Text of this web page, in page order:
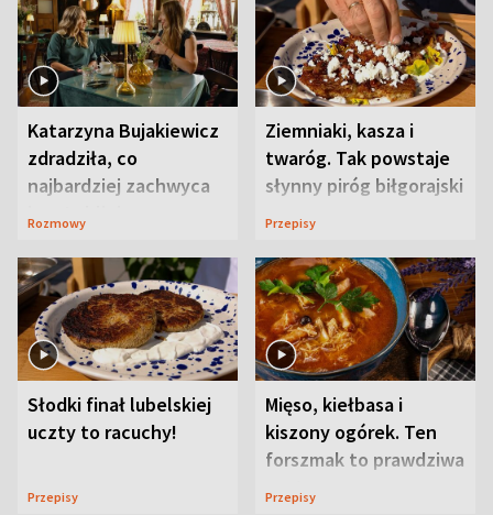
Katarzyna Bujakiewicz
zdradziła, co
najbardziej zachwyca
ją w Lublinie
Rozmowy
Ziemniaki, kasza i
twaróg. Tak powstaje
słynny piróg biłgorajski
Przepisy
Słodki finał lubelskiej
uczty to racuchy!
Przepisy
Mięso, kiełbasa i
kiszony ogórek. Ten
forszmak to prawdziwa
uczta
Przepisy